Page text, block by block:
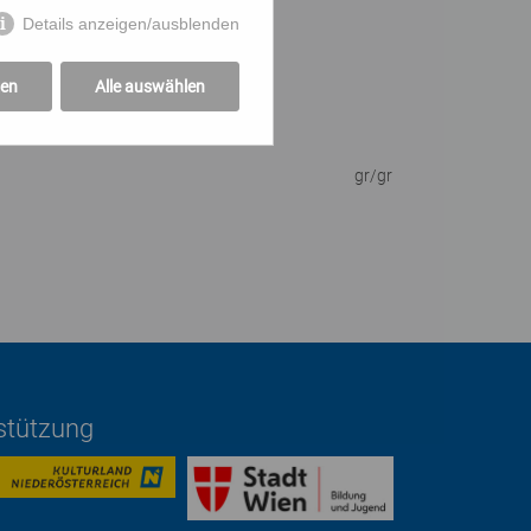
Erinnerungen teilen.
gr/gr
Details anzeigen/ausblenden
Alle auswählen